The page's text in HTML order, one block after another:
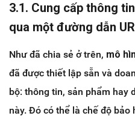
3.1. Cung cấp thông
qua một đường dẫn
Như đã chia sẻ ở trên, mô
đã được thiết lập sẵn và
bộ: thông tin, sản phẩm hay
này. Đó có thể là chế độ bảo